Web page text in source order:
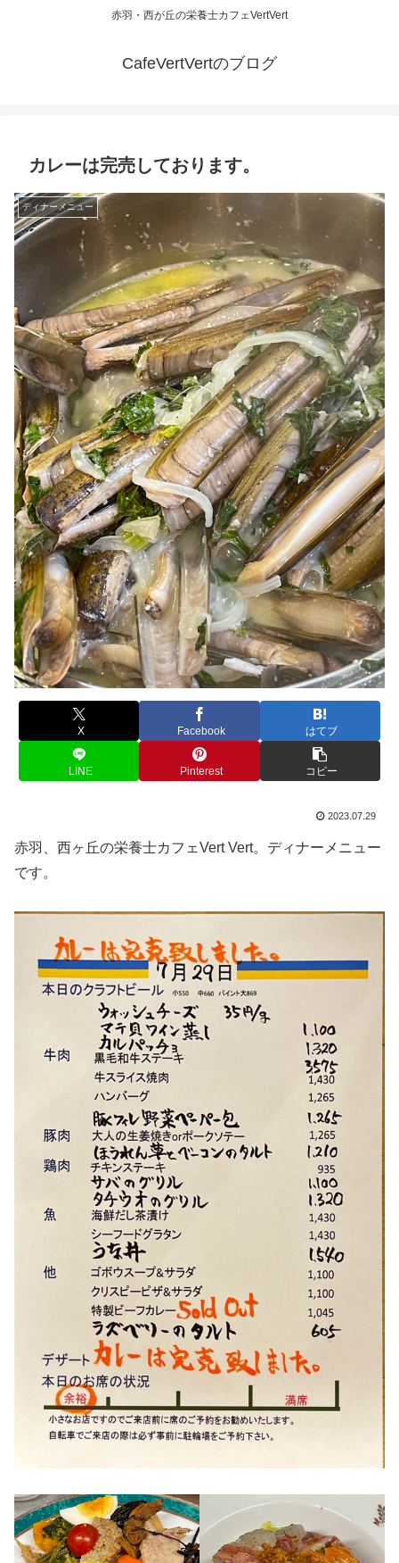
赤羽・西が丘の栄養士カフェVertVert
CafeVertVertのブログ
カレーは完売しております。
ディナーメニュー
X Facebook はてブ
LINE Pinterest コピー
2023.07.29
赤羽、西ヶ丘の栄養士カフェVert Vert。ディナーメニュー
です。